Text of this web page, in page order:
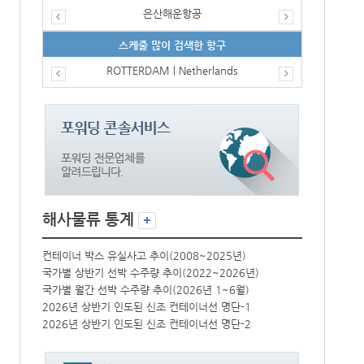
은산해운항공
스케줄 많이 검색한 항구
ROTTERDAM | Netherlands
해사물류 통계
컨테이너 박스 유실사고 추이(2008~2025년)
국가별 상반기 선박 수주량 추이(2022~2026년)
국가별 월간 선박 수주량 추이(2026년 1~6월)
2026년 상반기 인도된 신조 컨테이너선 명단-1
2026년 상반기 인도된 신조 컨테이너선 명단-2